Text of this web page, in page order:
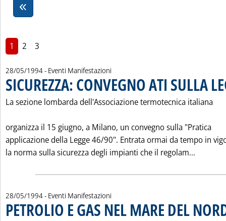
1 2 3
28/05/1994- Eventi Manifestazioni
SICUREZZA: CONVEGNO ATI SULLA
La sezione lombarda dell'Associazione termotecnica italiana
organizza il 15 giugno, a Milano, un convegno sulla "Pratica
applicazione della Legge 46/90". Entrata ormai da tempo in
la norma sulla sicurezza degli impianti che il regolam...
28/05/1994- Eventi Manifestazioni
PETROLIO E GAS NEL MARE DEL